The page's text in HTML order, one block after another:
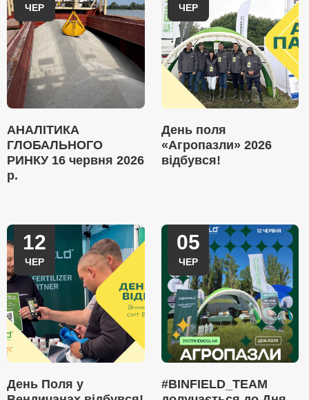
ЧЕР
АНАЛІТИКА
ГЛОБАЛЬНОГО
РИНКУ 16 червня 2026
р.
ЧЕР
День поля
«Агропазли» 2026
відбувся!
12
ЧЕР
День Поля у
05
ЧЕР
#BINFIELD_TEAM